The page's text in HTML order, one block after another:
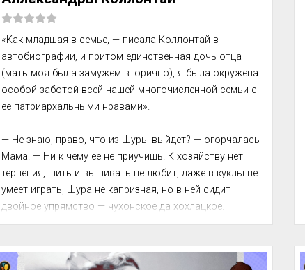
«Как младшая в семье, — писала Коллонтай в
автобиогра­фии, и притом единственная дочь отца
(мать моя была за­мужем вторично), я была окружена
особой заботой всей на­шей многочисленной семьи с
ее патриархальными нравами».
— Не знаю, право, что из Шуры выйдет? — огорчалась
Мама. — Ни к чему ее не приучишь. К хозяйству нет
терпения, шить и вышивать не любит, даже в куклы не
умеет играть, Шура не капризная, но в ней сидит
двойное упрямство — чу­хонское да хохлацкое.
Сколько раз я ей запрещала рыться в книгах у